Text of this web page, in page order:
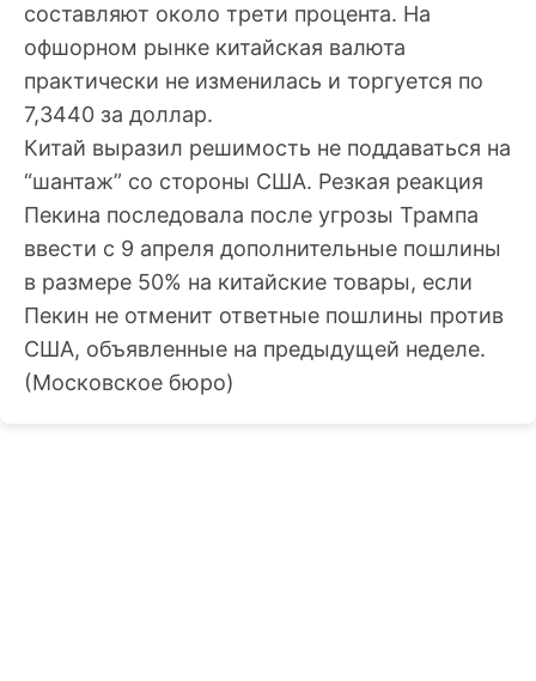
составляют около трети процента. На
офшорном рынке китайская валюта
практически не изменилась и торгуется по
7,3440 за доллар.
Китай выразил решимость не поддаваться на
“шантаж” со стороны США. Резкая реакция
Пекина последовала после угрозы Трампа
ввести с 9 апреля дополнительные пошлины
в размере 50% на китайские товары, если
Пекин не отменит ответные пошлины против
США, объявленные на предыдущей неделе.
(Московское бюро)